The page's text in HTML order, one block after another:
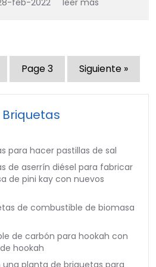
feb-2022 leer más
Page3 Siguiente »
para hacer pastillas de sal
de aserrín diésel para fabricar
de pini kay con nuevos
de combustible de biomasa
de carbón para hookah con
hookah
planta de briquetas para